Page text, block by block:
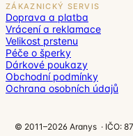
ZÁKAZNICKÝ SERVIS
Doprava a platba
Vrácení a reklamace
Velikost prstenu
Péče o šperky
Dárkové poukazy
Obchodní podmínky
Ochrana osobních údajů
© 2011–2026 Aranys · IČO: